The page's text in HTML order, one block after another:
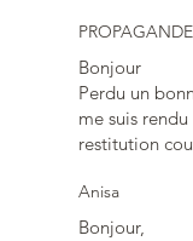
Bonjour
Perdu un
me suis
restitution
Anisa
Bonjour,